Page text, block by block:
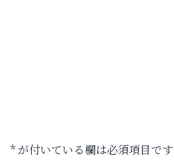
*が付いている欄は必須項目です